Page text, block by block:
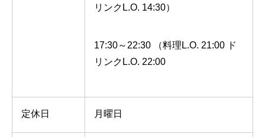
リンクL.O. 14:30）
17:30～22:30 （料理L.O. 21:00 ド
リンクL.O. 22:00
定休日 月曜日